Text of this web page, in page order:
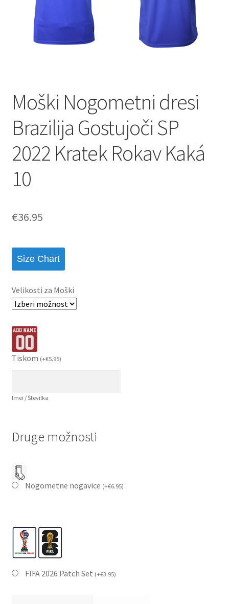
Moški Nogometni dresi
Brazilija Gostujoči SP
2022 Kratek Rokav Kaká
10
€36.95
Size Chart
Velikosti za Moški
Tiskom (+€5.95)
Imei / Številka
Druge možnosti
Nogometne nogavice (+€6.95)
FIFA 2026 Patch Set (+€3.95)